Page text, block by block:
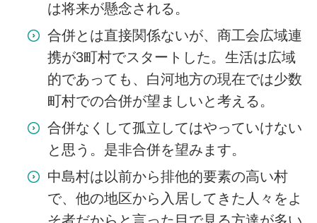
は将来が懸念される。
合併とは直接関係ないが、商工会広域連
携が3町村でスタートした。生活は広域
的であっても、白河地方の現在では少数
町村での合併が望ましいと考える。
合併なくして孤立してはやっていけない
と思う。是非合併を望みます。
中島村は以前から排他的要素の高い村
で、他の地区から入居してきた人々をよ